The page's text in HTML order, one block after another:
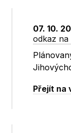
07. 10.
odkaz na
Přejít na